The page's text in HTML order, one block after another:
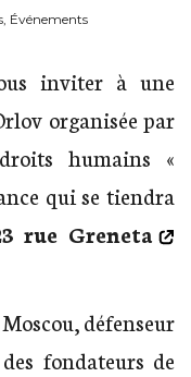
Événements
inviter à une
organisée par
humains «
qui se tiendra
rue Greneta
défenseur
fondateurs de